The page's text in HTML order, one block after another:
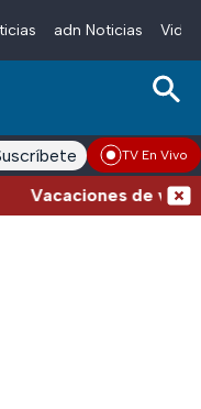
adn Noticias
adn Noticias RadioTV En Vivo
Vacaciones de